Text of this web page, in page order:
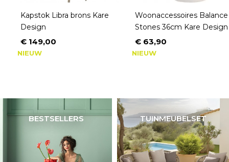
Kapstok Libra brons Kare
Design
Prijs
€ 149,00
NIEUW
Woonaccessoires Balance
Stones 36cm Kare Design
Prijs
€ 63,90
NIEUW
BESTSELLERS TUINMEUBELSET